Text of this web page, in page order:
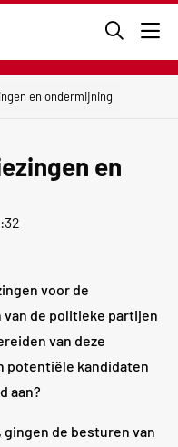
naar
de
en ondermijning
en
voor de
de politieke partijen
van deze
potentiële kandidaten
aan?
gingen de besturen van